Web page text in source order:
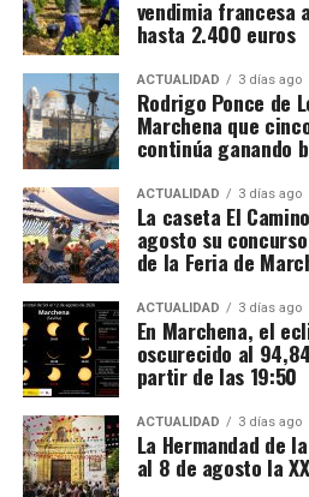
cuentas bancarias vinculadas
solicitar judicialmente el
inmuebles. En domicilios
los principales investigados
además 66.000 euros en
de lujo, dispositivos
documentación.
Las pesquisas patrimoniales
parte de los beneficios
mediante el fraude habría sido
sociedad patrimonial,
dinero y mantener inmuebles
algunos de los principales
precisamente esta parte del
fundamenta la investigación
blanqueo de capitales.
vendimia francesa
hasta 2.400 euros
ACTUALIDAD 3 días ago
Rodrigo Ponce de
Marchena que
continúa ganando
ACTUALIDAD 3 días ago
La caseta El
agosto su
de la Feria de
ACTUALIDAD 3 días ago
En Marchena, el
oscurecido al
partir de las 19:50
ACTUALIDAD 3 días ago
La Hermandad de
al 8 de agosto la